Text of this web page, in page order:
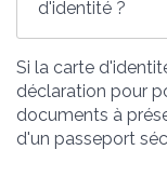
d'identité ?
Si la carte
déclaration pour
documents à
d'un passeport